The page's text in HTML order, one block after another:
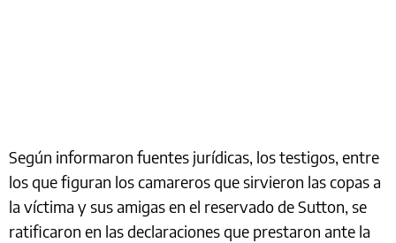
Según informaron fuentes jurídicas, los testigos, entre
los que figuran los camareros que sirvieron las copas a
la víctima y sus amigas en el reservado de Sutton, se
ratificaron en las declaraciones que prestaron ante la